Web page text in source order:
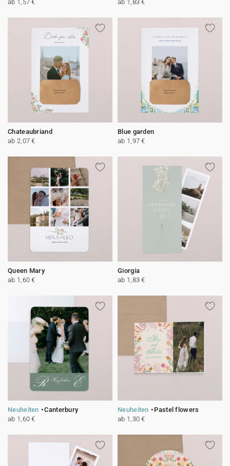
ab 1,57 € ab 1,83 €
Chateaubriand
ab 2,07 €
Blue garden
ab 1,97 €
Queen Mary
ab 1,60 €
Giorgia
ab 1,83 €
Neuheiten
Canterbury
ab 1,60 €
Neuheiten
Pastel flowers
ab 1,30 €